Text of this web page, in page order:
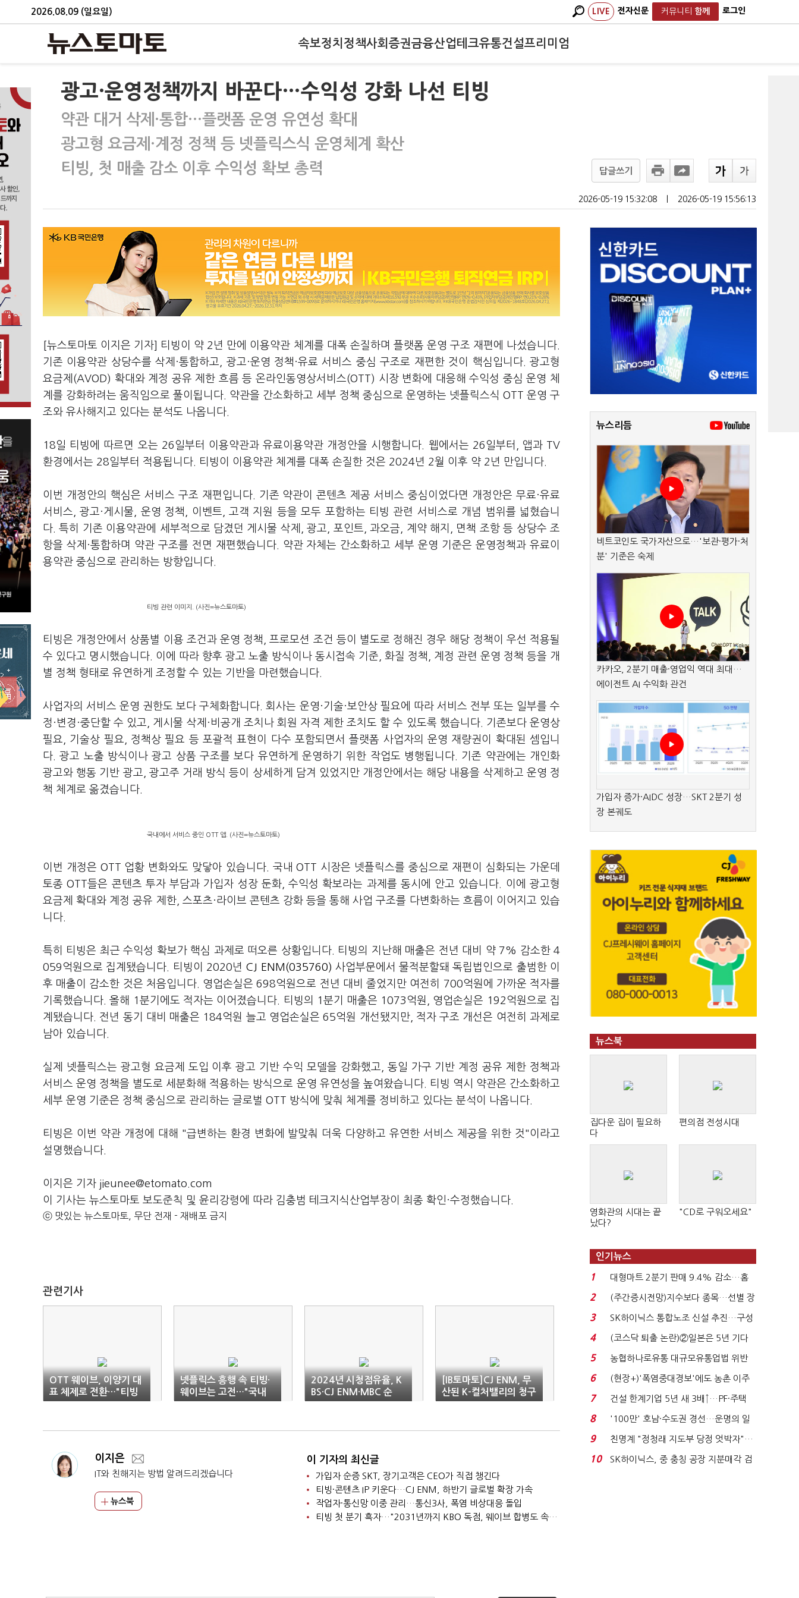
2026.08.09 (일요일) LIVE 전자신문 커뮤니티 함께 로그인
속보정치 정책사회 증권금융산업테크유통건설프리미엄
광고·운영정책까지 바꾼다…수익성 강화 나선 티빙
약관 대거 삭제·통합…플랫폼 운영 유연성 확대
광고형 요금제·계정 정책 등 넷플릭스식 운영체계 확산
티빙, 첫 매출 감소 이후 수익성 확보 총력
답글쓰기
2026-05-19 15:32:08 2026-05-19 15:56:13
[뉴스토마토 이지은 기자] 티빙이 약 2년 만에 이용약관 체계를 대폭 손질하며 플랫폼 운영 구조 재편에 나섰습니다.
기존 이용약관 상당수를 삭제·통합하고, 광고·운영 정책·유료 서비스 중심 구조로 재편한 것이 핵심입니다. 광고형
요금제(AVOD) 확대와 계정 공유 제한 흐름 등 온라인동영상서비스(OTT) 시장 변화에 대응해 수익성 중심 운영 체
계를 강화하려는 움직임으로 풀이됩니다. 약관을 간소화하고 세부 정책 중심으로 운영하는 넷플릭스식 OTT 운영 구
조와 유사해지고 있다는 분석도 나옵니다.
18일 티빙에 따르면 오는 26일부터 이용약관과 유료이용약관 개정안을 시행합니다. 웹에서는 26일부터, 앱과 TV
환경에서는 28일부터 적용됩니다. 티빙이 이용약관 체계를 대폭 손질한 것은 2024년 2월 이후 약 2년 만입니다.
이번 개정안의 핵심은 서비스 구조 재편입니다. 기존 약관이 콘텐츠 제공 서비스 중심이었다면 개정안은 무료·유료
서비스, 광고·게시물, 운영 정책, 이벤트, 고객 지원 등을 모두 포함하는 티빙 관련 서비스로 개념 범위를 넓혔습니
다. 특히 기존 이용약관에 세부적으로 담겼던 게시물 삭제, 광고, 포인트, 과오금, 계약 해지, 면책 조항 등 상당수 조
항을 삭제·통합하며 약관 구조를 전면 재편했습니다. 약관 자체는 간소화하고 세부 운영 기준은 운영정책과 유료이
용약관 중심으로 관리하는 방향입니다.
티빙 관련 이미지. (사진=뉴스토마토)
티빙은 개정안에서 상품별 이용 조건과 운영 정책, 프로모션 조건 등이 별도로 정해진 경우 해당 정책이 우선 적용될
수 있다고 명시했습니다. 이에 따라 향후 광고 노출 방식이나 동시접속 기준, 화질 정책, 계정 관련 운영 정책 등을 개
별 정책 형태로 유연하게 조정할 수 있는 기반을 마련했습니다.
사업자의 서비스 운영 권한도 보다 구체화합니다. 회사는 운영·기술·보안상 필요에 따라 서비스 전부 또는 일부를 수
정·변경·중단할 수 있고, 게시물 삭제·비공개 조치나 회원 자격 제한 조치도 할 수 있도록 했습니다. 기존보다 운영상
필요, 기술상 필요, 정책상 필요 등 포괄적 표현이 다수 포함되면서 플랫폼 사업자의 운영 재량권이 확대된 셈입니
다. 광고 노출 방식이나 광고 상품 구조를 보다 유연하게 운영하기 위한 작업도 병행됩니다. 기존 약관에는 개인화
광고와 행동 기반 광고, 광고주 거래 방식 등이 상세하게 담겨 있었지만 개정안에서는 해당 내용을 삭제하고 운영 정
책 체계로 옮겼습니다.
국내에서 서비스 중인 OTT 앱. (사진=뉴스토마토)
이번 개정은 OTT 업황 변화와도 맞닿아 있습니다. 국내 OTT 시장은 넷플릭스를 중심으로 재편이 심화되는 가운데
토종 OTT들은 콘텐츠 투자 부담과 가입자 성장 둔화, 수익성 확보라는 과제를 동시에 안고 있습니다. 이에 광고형
요금제 확대와 계정 공유 제한, 스포츠·라이브 콘텐츠 강화 등을 통해 사업 구조를 다변화하는 흐름이 이어지고 있습
니다.
특히 티빙은 최근 수익성 확보가 핵심 과제로 떠오른 상황입니다. 티빙의 지난해 매출은 전년 대비 약 7% 감소한 4
059억원으로 집계됐습니다. 티빙이 2020년 CJ ENM(035760) 사업부문에서 물적분할돼 독립법인으로 출범한 이
후 매출이 감소한 것은 처음입니다. 영업손실은 698억원으로 전년 대비 줄었지만 여전히 700억원에 가까운 적자를
기록했습니다. 올해 1분기에도 적자는 이어졌습니다. 티빙의 1분기 매출은 1073억원, 영업손실은 192억원으로 집
계됐습니다. 전년 동기 대비 매출은 184억원 늘고 영업손실은 65억원 개선됐지만, 적자 구조 개선은 여전히 과제로
남아 있습니다.
실제 넷플릭스는 광고형 요금제 도입 이후 광고 기반 수익 모델을 강화했고, 동일 가구 기반 계정 공유 제한 정책과
서비스 운영 정책을 별도로 세분화해 적용하는 방식으로 운영 유연성을 높여왔습니다. 티빙 역시 약관은 간소화하고
세부 운영 기준은 정책 중심으로 관리하는 글로벌 OTT 방식에 맞춰 체계를 정비하고 있다는 분석이 나옵니다.
티빙은 이번 약관 개정에 대해 "급변하는 환경 변화에 발맞춰 더욱 다양하고 유연한 서비스 제공을 위한 것"이라고
설명했습니다.
이지은 기자 jieunee@etomato.com
이 기사는 뉴스토마토 보도준칙 및 윤리강령에 따라 김충범 테크지식산업부장이 최종 확인·수정했습니다.
ⓒ 맛있는 뉴스토마토, 무단 전재 - 재배포 금지
관련기사
OTT 웨이브, 이양기 대
표 체제로 전환…"티빙
과 시너지 집중"
넷플릭스 흥행 속 티빙·
웨이브는 고전…"국내
OTT도 규모의 경제로"
2024년 시청점유율, K
BS·CJ ENM·MBC 순
[IB토마토]CJ ENM, 무
산된 K-컬처밸리의 청구
서…1800억 부담 남았
이지은
IT와 친해지는 방법 알려드리겠습니다
뉴스북
이 기자의 최신글
가입자 순증 SKT, 장기고객은 CEO가 직접 챙긴다
티빙·콘텐츠 IP 키운다…CJ ENM, 하반기 글로벌 확장 가속
작업자·통신망 이중 관리…통신3사, 폭염 비상대응 돌입
티빙 첫 분기 흑자…"2031년까지 KBO 독점, 웨이브 합병도 속도"
뉴스리듬
비트코인도 국가자산으로…'보관·평가·처
분' 기준은 숙제
카카오, 2분기 매출·영업익 역대 최대…
에이전트 AI 수익화 관건
가입자 증가·AIDC 성장…SKT 2분기 성
장 본궤도
뉴스북
집다운 집이 필요하
다
편의점 전성시대
영화관의 시대는 끝
났다?
"CD로 구워오세요"
인기뉴스
1
대형마트 2분기 판매 9.4% 감소…홈
플러스 사태 여파...
2
(주간증시전망)지수보다 종목…선별 장
세 이어진다...
3
SK하이닉스 통합노조 신설 추진…구성
원 간 성과급 불...
4
(코스닥 퇴출 논란)②일본은 5년 기다
려주는데 우리는 ...
5
농협하나로유통 대규모유통업법 위반
적발…공정위, 과...
6
(현장+)'폭염중대경보'에도 농촌 이주
노동자는 강행군…'야...
7
건설 한계기업 5년 새 3배↑…PF·주택
침체에 재무 ...
8
'100만' 호남·수도권 경선…운명의 일
주일
9
친명계 "정청래 지도부 당정 엇박자"…
친청계 "신천지 오...
10
SK하이닉스, 중 충칭 공장 지분매각 검